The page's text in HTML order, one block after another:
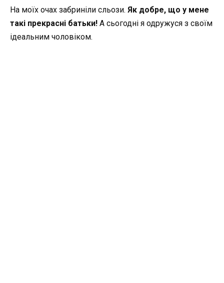
На моїх очах забриніли сльози. Як добре, що у мене
такі прекрасні батьки! А сьогодні я одружуся з своїм
ідеальним чоловіком.